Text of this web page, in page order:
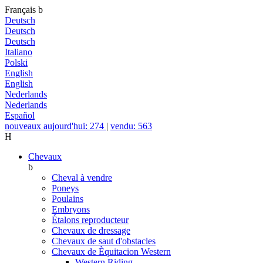
Français b
Deutsch
Deutsch
Deutsch
Italiano
Polski
English
English
Nederlands
Nederlands
Español
nouveaux aujourd'hui: 274 | vendu: 563
H
Chevaux
b
Cheval à vendre
Poneys
Poulains
Embryons
Étalons reproducteur
Chevaux de dressage
Chevaux de saut d'obstacles
Chevaux de Èquitacion Western